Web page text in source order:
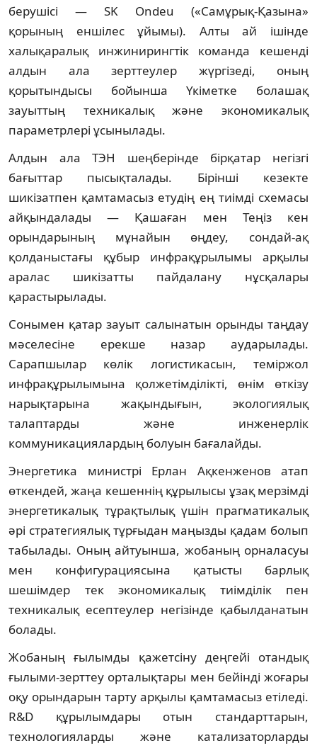
берушісі — SK Ondeu («Самұрық-Қазына»
қорының еншілес ұйымы). Алты ай ішінде
халықаралық инжинирингтік команда кешенді
алдын ала зерттеулер жүргізеді, оның
қорытындысы бойынша Үкіметке болашақ
зауыттың техникалық және экономикалық
параметрлері ұсынылады.
Алдын ала ТЭН шеңберінде бірқатар негізгі
бағыттар пысықталады. Бірінші кезекте
шикізатпен қамтамасыз етудің ең тиімді схемасы
айқындалады — Қашаған мен Теңіз кен
орындарының мұнайын өңдеу, сондай-ақ
қолданыстағы құбыр инфрақұрылымы арқылы
аралас шикізатты пайдалану нұсқалары
қарастырылады.
Сонымен қатар зауыт салынатын орынды таңдау
мәселесіне ерекше назар аударылады.
Сарапшылар көлік логистикасын, теміржол
инфрақұрылымына қолжетімділікті, өнім өткізу
нарықтарына жақындығын, экологиялық
талаптарды және инженерлік
коммуникациялардың болуын бағалайды.
Энергетика министрі Ерлан Ақкенженов атап
өткендей, жаңа кешеннің құрылысы ұзақ мерзімді
энергетикалық тұрақтылық үшін прагматикалық
әрі стратегиялық тұрғыдан маңызды қадам болып
табылады. Оның айтуынша, жобаның орналасуы
мен конфигурациясына қатысты барлық
шешімдер тек экономикалық тиімділік пен
техникалық есептеулер негізінде қабылданатын
болады.
Жобаның ғылымды қажетсіну деңгейі отандық
ғылыми-зерттеу орталықтары мен бейінді жоғары
оқу орындарын тарту арқылы қамтамасыз етіледі.
R&D құрылымдары отын стандарттарын,
технологияларды және катализаторларды